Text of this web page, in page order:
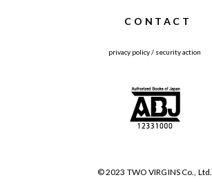
CONTACT
privacy policy/ security action
© 2023 TWO VIRGINS Co., Ltd.